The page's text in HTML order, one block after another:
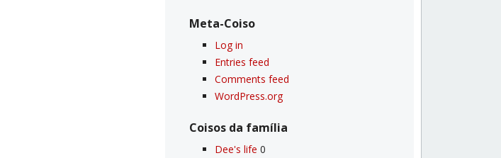
Meta-Coiso
Log in
Entries feed
Comments feed
WordPress.org
Coisos da famí­lia
Dee's life 0